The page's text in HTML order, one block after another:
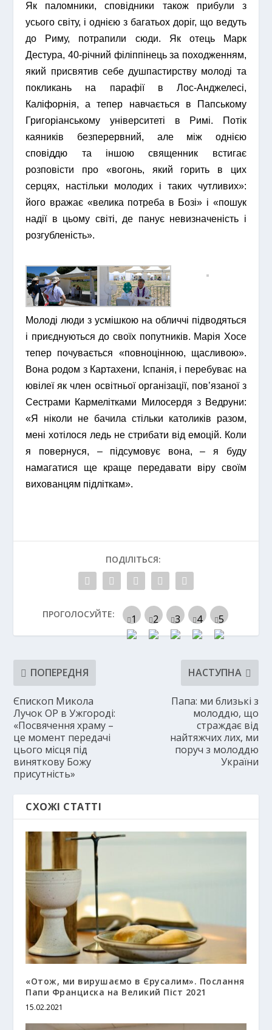
Як паломники, сповідники також прибули з
усього світу, і однією з багатьох доріг, що ведуть
до Риму, потрапили сюди. Як отець Марк
Дестура, 40-річний філіппінець за походженням,
який присвятив себе душпастирству молоді та
покликань на парафії в Лос-Анджелесі,
Каліфорнія, а тепер навчається в Папському
Григоріанському університеті в Римі. Потік
каяників безперервний, але між однією
сповіддю та іншою священник встигає
розповісти про «вогонь, який горить в цих
серцях, настільки молодих і таких чутливих»:
його вражає «велика потреба в Бозі» і «пошук
надії в цьому світі, де панує невизначеність і
розгубленість».
Молоді люди з усмішкою на обличчі підводяться
і приєднуються до своїх попутників. Марія Хосе
тепер почувається «повноцінною, щасливою».
Вона родом з Картахени, Іспанія, і перебуває на
ювілеї як член освітньої організації, пов’язаної з
Сестрами Кармелітками Милосердя з Ведруни:
«Я ніколи не бачила стільки католиків разом,
мені хотілося ледь не стрибати від емоцій. Коли
я повернуся, – підсумовує вона, – я буду
намагатися ще краще передавати віру своїм
вихованцям підліткам».
ПОДІЛІТЬСЯ:
ПРОГОЛОСУЙТЕ:
ПОПЕРЕДНЯ
Єпископ Микола
Лучок OP в Ужгороді:
«Посвячення храму –
це момент передачі
цього місця під
виняткову Божу
присутність»
НАСТУПНА
Папа: ми близькі з
молоддю, що
страждає від
найтяжчих лих, ми
поруч з молоддю
України
СХОЖІ СТАТТІ
«Отож, ми вирушаємо в Єрусалим». Послання
Папи Франциска на Великий Піст 2021
15.02.2021